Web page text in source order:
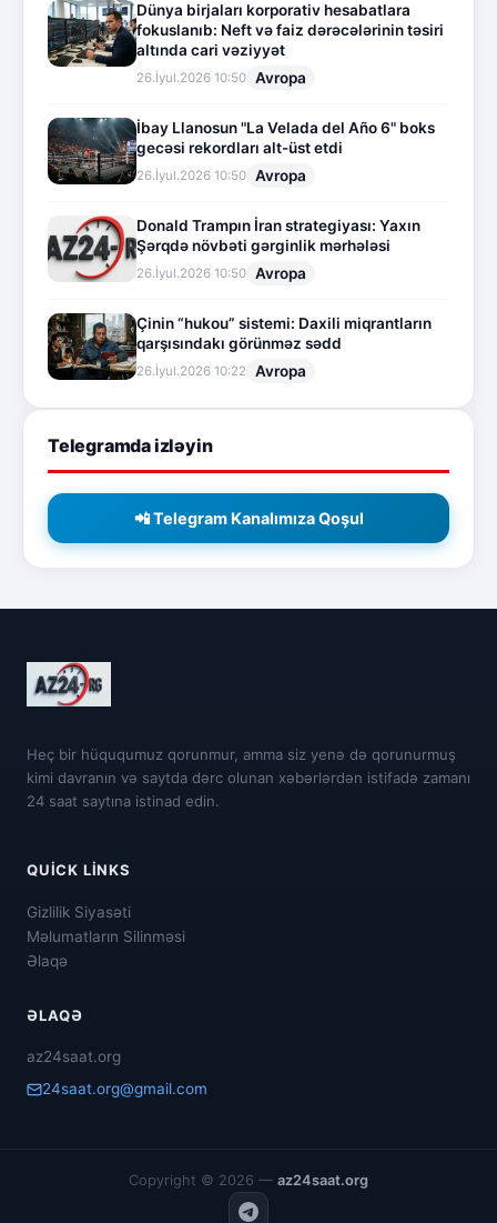
Dünya birjaları korporativ hesabatlara
fokuslanıb: Neft və faiz dərəcələrinin təsiri
altında cari vəziyyət
26.İyul.2026 10:50 Avropa
İbay Llanosun "La Velada del Año 6" boks
gecəsi rekordları alt-üst etdi
26.İyul.2026 10:50 Avropa
Donald Trampın İran strategiyası: Yaxın
Şərqdə növbəti gərginlik mərhələsi
26.İyul.2026 10:50 Avropa
Çinin “hukou” sistemi: Daxili miqrantların
qarşısındakı görünməz sədd
26.İyul.2026 10:22 Avropa
Telegramda izləyin
📲 Telegram Kanalımıza Qoşul
Heç bir hüququmuz qorunmur, amma siz yenə də qorunurmuş
kimi davranın və saytda dərc olunan xəbərlərdən istifadə zamanı
24 saat saytına istinad edin.
QUICK LINKS
Gizlilik Siyasəti
Məlumatların Silinməsi
Əlaqə
ƏLAQƏ
az24saat.org
24saat.org@gmail.com
Copyright © 2026 — az24saat.org